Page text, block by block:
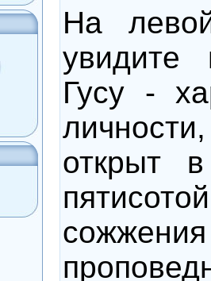
На
увидите
Гусу -
открыт
сожжения